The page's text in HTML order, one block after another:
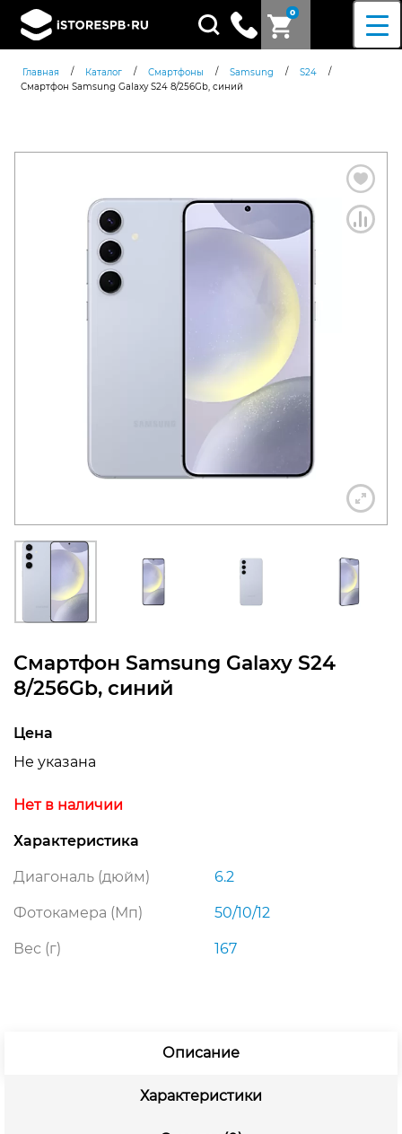
0
Поиск
товаров
Главная / Каталог / Смартфоны / Samsung / S24
/
Смартфон Samsung Galaxy S24 8/256Gb, синий
Смартфон Samsung Galaxy S24
8/256Gb, синий
Цена
Не указана
Нет в наличии
Характеристика
Диагональ (дюйм) 6.2
Фотокамера (Мп) 50/10/12
Вес (г) 167
Описание
Характеристики
Согласен cполитикой
конфиденциальности
+7 812 318-40-14
(c 10:00 до 21:00, без
выходных)